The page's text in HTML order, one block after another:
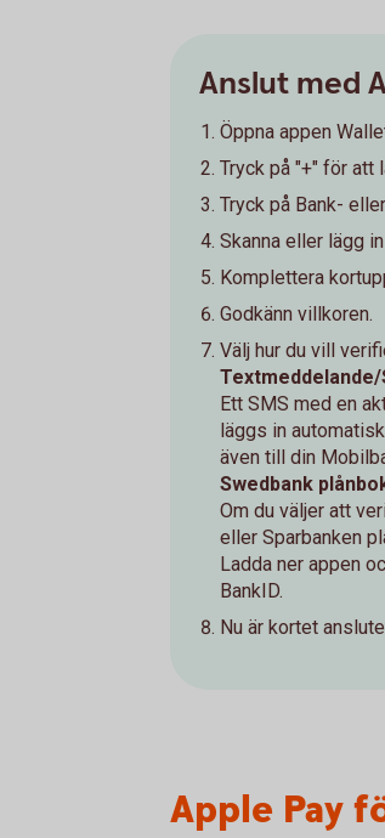
Anslut med
Öppna appen
Tryck på "+" för att
Tryck på Bank-
Skanna eller lägg
Komplettera
Godkänn villkoren.
Välj hur du vill
Textmeddelande/
Ett SMS med en
läggs in
även till din
Swedbank
Om du väljer att
eller Sparbanken
Ladda ner appen
BankID.
Nu är kortet
Apple Pay